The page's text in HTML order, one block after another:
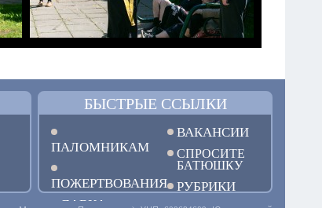
БЫСТРЫЕ ССЫЛКИ
ПАЛОМНИКАМ
ПОЖЕРТВОВАНИЯ
ЛАВКА
ВАКАНСИИ
СПРОСИТЕ
БАТЮШКУ
РУБРИКИ